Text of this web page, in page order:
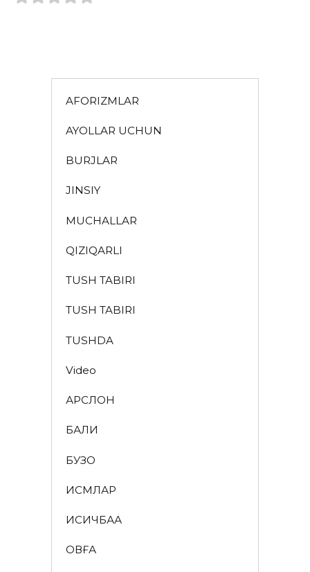
AFORIZMLAR
AYOLLAR UCHUN
BURJLAR
JINSIY
MUCHALLAR
QIZIQARLI
TUSH TABIRI
TUSH TABIRI
TUSHDA
Video
АРСЛОН
БАЛИҚ
БУЗОҚ
ИСМЛАР
ҚИСҚИЧБАҚА
ҚОВҒА